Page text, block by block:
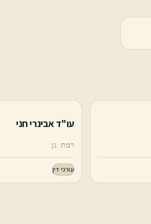
עו"ד אבינרי חני
רמת גן
עורכי דין